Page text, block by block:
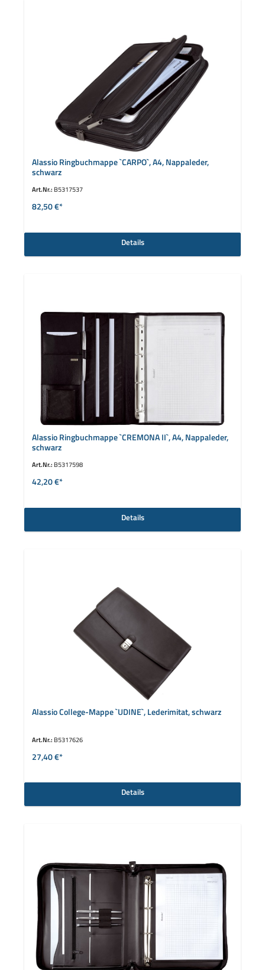
Alassio Ringbuchmappe `CARPO`, A4, Nappaleder,
schwarz
Art.Nr.: B5317537
82,50 €*
Details
Alassio Ringbuchmappe `CREMONA II`, A4, Nappaleder,
schwarz
Art.Nr.: B5317598
42,20 €*
Details
Alassio College-Mappe `UDINE`, Lederimitat, schwarz
Art.Nr.: B5317626
27,40 €*
Details